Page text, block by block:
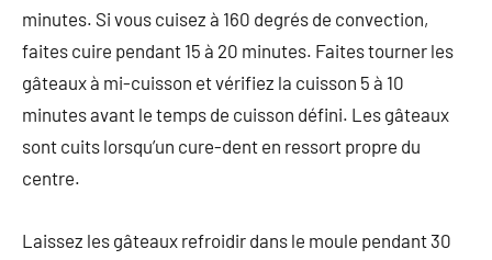
minutes. Si vous cuisez à 160 degrés de convection,
faites cuire pendant 15 à 20 minutes. Faites tourner les
gâteaux à mi-cuisson et vérifiez la cuisson 5 à 10
minutes avant le temps de cuisson défini. Les gâteaux
sont cuits lorsqu’un cure-dent en ressort propre du
centre.
Laissez les gâteaux refroidir dans le moule pendant 30